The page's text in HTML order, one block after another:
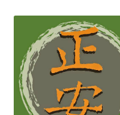
覽
列
要
內
容